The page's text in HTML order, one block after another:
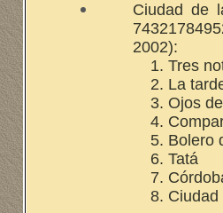
Ciudad de
2002):
1. Tres
2. La
3. Ojos
4.
5. Bolero
6. Tatá
7.
8. Ciudad